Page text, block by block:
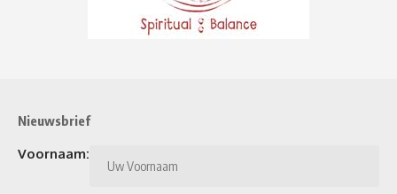
Nieuwsbrief
Voornaam: